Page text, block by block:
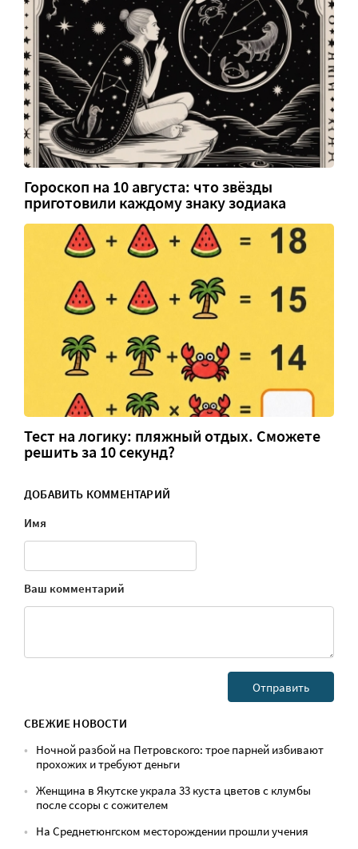
Гороскоп на 10 августа: что звёзды
приготовили каждому знаку зодиака
Тест на логику: пляжный отдых. Сможете
решить за 10 секунд?
ДОБАВИТЬ КОММЕНТАРИЙ
Имя
Ваш комментарий
СВЕЖИЕ НОВОСТИ
Ночной разбой на Петровского: трое парней избивают
прохожих и требуют деньги
Женщина в Якутске украла 33 куста цветов с клумбы
после ссоры с сожителем
На Среднетюнгском месторождении прошли учения